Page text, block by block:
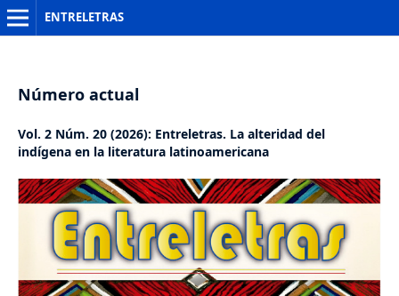
ENTRELETRAS
Número actual
Vol. 2 Núm. 20 (2026): Entreletras. La alteridad del
indígena en la literatura latinoamericana